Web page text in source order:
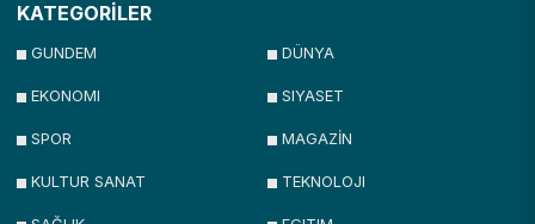
KATEGORİLER
GUNDEM DÜNYA
EKONOMI SIYASET
SPOR MAGAZİN
KULTUR SANAT TEKNOLOJI